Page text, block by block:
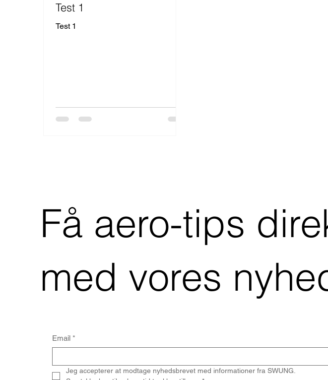
Test 1
Test 1
Få aero-tips
med vores
Email *
Jeg accepterer at modtage nyhedsbrevet med informationer fra SWUNG.